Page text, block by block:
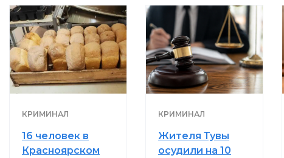
КРИМИНАЛ
16 человек в
Красноярском
КРИМИНАЛ
Жителя Тувы
осудили на 10